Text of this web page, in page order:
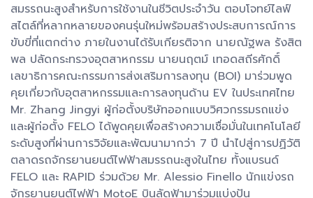
สมรรถนะสูงสำหรับการใช้งานในชีวิตประจำวัน ตอบโจทย์ไลฟ์
สไตล์ที่หลากหลายของคนรุ่นใหม่พร้อมสร้างประสบการณ์การ
ขับขี่ที่แตกต่าง ภายในงานได้รับเกียรติจาก นายณัฐพล รังสิต
พล ปลัดกระทรวงอุตสาหกรรม นายนฤตม์ เทอดสถีรศักดิ์
เลขาธิการคณะกรรมการส่งเสริมการลงทุน (BOI) มาร่วมพูด
คุยเกี่ยวกับอุตสาหกรรมและการลงทุนด้าน EV ในประเทศไทย
Mr. Zhang Jingyi ผู้ก่อตั้งบริษัทออกแบบวิศวกรรมรถแข่ง
และผู้ก่อตั้ง FELO ได้พูดคุยเพื่อสร้างความเชื่อมั่นในเทคโนโลยี
ระดับสูงที่ผ่านการวิจัยและพัฒนามากว่า 7 ปี นำไปสู่การปฏิวัติ
ตลาดรถจักรยานยนต์ไฟฟ้าสมรรถนะสูงในไทย ทั้งแบรนด์
FELO และ RAPID ร่วมด้วย Mr. Alessio Finello นักแข่งรถ
จักรยานยนต์ไฟฟ้า MotoE บินลัดฟ้ามาร่วมแบ่งปัน